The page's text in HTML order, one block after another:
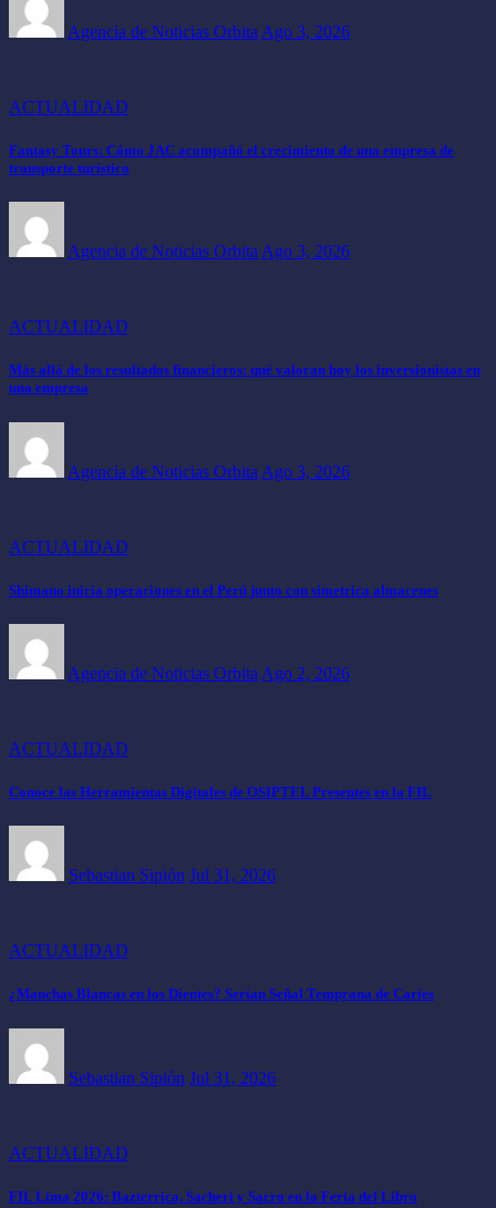
Agencia de Noticias Orbita Ago 3, 2026
ACTUALIDAD
Fantasy Tours: Cómo JAC acompañó el crecimiento de una empresa de
transporte turístico
Agencia de Noticias Orbita Ago 3, 2026
ACTUALIDAD
Más allá de los resultados financieros: qué valoran hoy los inversionistas en
una empresa
Agencia de Noticias Orbita Ago 3, 2026
ACTUALIDAD
Shimano inicia operaciones en el Perú junto con simetrica almacenes
Agencia de Noticias Orbita Ago 2, 2026
ACTUALIDAD
Conoce las Herramientas Digitales de OSIPTEL Presentes en la FIL
Sebastian Sipión Jul 31, 2026
ACTUALIDAD
¿Manchas Blancas en los Dientes? Serían Señal Temprana de Caries
Sebastian Sipión Jul 31, 2026
ACTUALIDAD
FIL Lima 2026: Bazterrica, Sacheri y Sacro en la Feria del Libro